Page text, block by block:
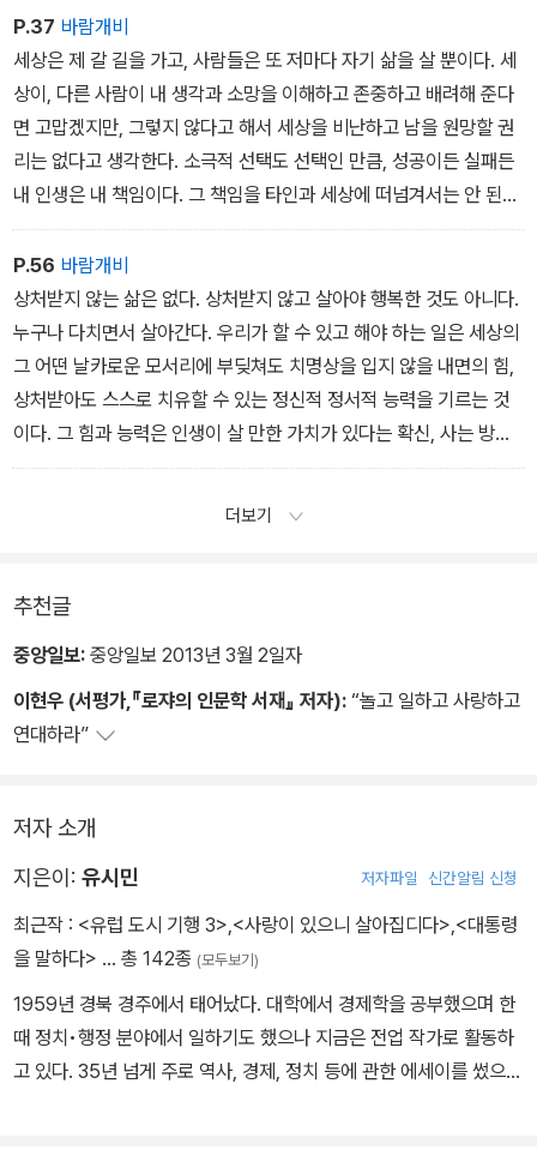
P.37 바람개비
세상은 제 갈 길을 가고, 사람들은 또 저마다 자기 삶을 살 뿐이다. 세
상이, 다른 사람이 내 생각과 소망을 이해하고 존중하고 배려해 준다
면 고맙겠지만, 그렇지 않다고 해서 세상을 비난하고 남을 원망할 권
리는 없다고 생각한다. 소극적 선택도 선택인 만큼, 성공이든 실패든
내 인생은 내 책임이다. 그 책임을 타인과 세상에 떠넘겨서는 안 된다.
삶의 존엄과 인생의 품격은 스스로 찾아야 한다. 죄악과 비천함에서
자기를 지키는 것만으로는 훌륭한 삶을 살 수 없다. 악당이나 괴물이
되지 않았다고 해서 훌륭한 것은 아니다. 무엇이 되든, 무엇을 이루든,
‘자기 결정권’ 또는 ‘자유의지’를 적극적으로 행사해 기쁨과 자부심을
느끼는 인생을 살아야 훌륭하다고 할 수 있다.
P.56 바람개비
상처받지 않는 삶은 없다. 상처받지 않고 살아야 행복한 것도 아니다.
누구나 다치면서 살아간다. 우리가 할 수 있고 해야 하는 일은 세상의
그 어떤 날카로운 모서리에 부딪쳐도 치명상을 입지 않을 내면의 힘,
상처받아도 스스로 치유할 수 있는 정신적 정서적 능력을 기르는 것
이다. 그 힘과 능력은 인생이 살 만한 가치가 있다는 확신, 사는 방법
을 스스로 찾으려는 의지에서 나온다. 그렇게 자신의 인격적 존엄과
더보기
추천글
중앙일보: 중앙일보 2013년 3월 2일자
이현우 (서평가,『로쟈의 인문학 서재』 저자): “놀고 일하고 사랑하고
연대하라”
저자 소개
지은이: 유시민 저자파일 신간알림 신청
최근작 : <유럽 도시 기행 3> <사랑이 있으니 살아집디다> <대통령
을 말하다> … 총 142종 (모두보기)
1959년 경북 경주에서 태어났다. 대학에서 경제학을 공부했으며 한
때 정치•행정 분야에서 일하기도 했으나 지금은 전업 작가로 활동하
고 있다. 35년 넘게 주로 역사, 경제, 정치 등에 관한 에세이를 썼으며